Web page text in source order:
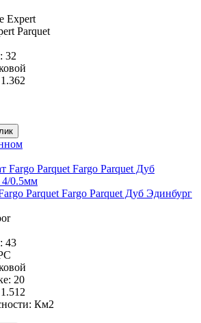
Expert
Parquet
32
1.362
Parquet Fargo Parquet Дуб Эдинбург
43
20
1.512
Км2